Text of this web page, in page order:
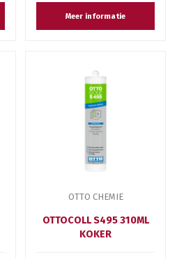
Meer informatie
OTTO CHEMIE
OTTOCOLL S495 310ML
KOKER